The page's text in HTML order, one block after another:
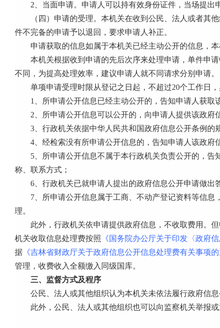
2 、当面申请。申请人可以持有效身份证件，当场提
（四）申请的受理。本机关在收到公民、法人或者其
件不完备的申请予以退回，要求申请人补正。
申请获取的信息如属于本机关已经主动公开的信息，
本机关根据收到申请的先后次序来处理申请，单件申
不同，为提高处理效率，建议申请人就不同请求分别申请。
单项申请受理时限从登记之日起，不超过20个工作日
1
、所申请公开信息已经主动公开的，告知申请人获
2 、所申请公开信息可以公开的，向申请人提供该政
3 、行政机关依据中华人民共和国政府信息公开条例
4 、经检索没有所申请公开信息的，告知申请人该政府
5 、所申请公开信息不属于本行政机关负责公开的，
称、联系方式；
6 、行政机关已就申请人提出的政府信息公开申请做
7 、所申请公开信息属于工商、不动产登记资料等信
理。
此外，行政机关依申请提供政府信息，不收取费用。
机关收取信息处理费按照
《国务院办公厅关于印发〈政府
据 《吉林省财政厅关于政府信息公开信息处理费有关事项
管理，收费收入全额缴入同级国库。
三、监督方式及程序
公民、法人或其他组织认为本机关未依法履行政府信
此外，公民、法人或其他组织也可以向监察机关举报